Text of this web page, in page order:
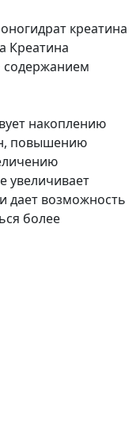
креатина
Креатина
содержанием
накоплению
повышению
увеличивает
дает возможность
более